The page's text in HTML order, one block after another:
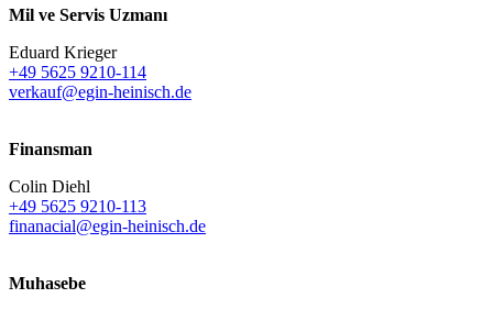
Mil ve Servis Uzmanı
Eduard Krieger
+49 5625 9210-114
verkauf@egin-heinisch.de
Finansman
Colin Diehl
+49 5625 9210-113
finanacial@egin-heinisch.de
Muhasebe